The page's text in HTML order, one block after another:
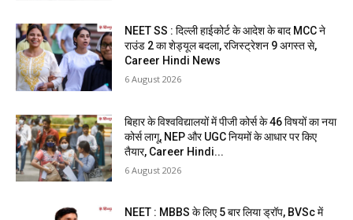
NEET SS : दिल्ली हाईकोर्ट के आदेश के बाद MCC ने
राउंड 2 का शेड्यूल बदला, रजिस्ट्रेशन 9 अगस्त से,
Career Hindi News
6 August 2026
बिहार के विश्वविद्यालयों में पीजी कोर्स के 46 विषयों का नया
कोर्स लागू, NEP और UGC नियमों के आधार पर किए
तैयार, Career Hindi...
6 August 2026
NEET : MBBS के लिए 5 बार लिया ड्रॉप, BVSc में